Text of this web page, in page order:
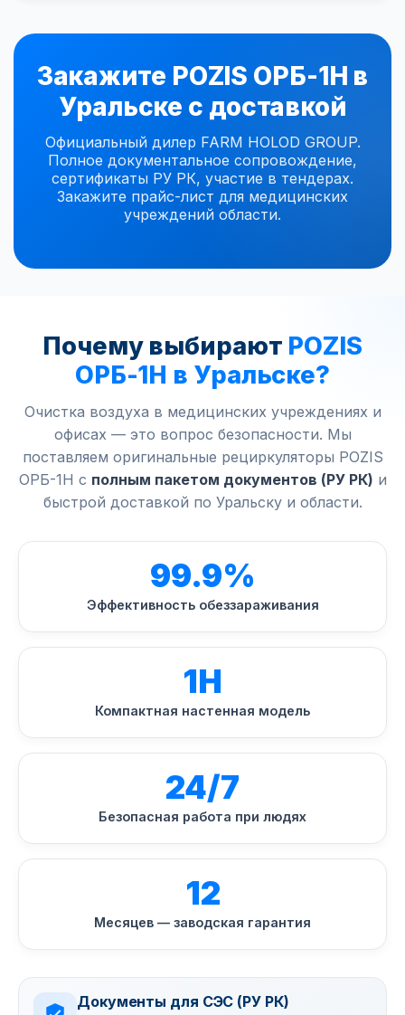
Закажите POZIS ОРБ-1Н в
Уральске с доставкой
Официальный дилер FARM HOLOD GROUP.
Полное документальное сопровождение,
сертификаты РУ РК, участие в тендерах.
Закажите прайс-лист для медицинских
учреждений области.
Почему выбирают POZIS
ОРБ-1Н в Уральске?
Очистка воздуха в медицинских учреждениях и
офисах — это вопрос безопасности. Мы
поставляем оригинальные рециркуляторы POZIS
ОРБ-1Н с полным пакетом документов (РУ РК) и
быстрой доставкой по Уральску и области.
99.9%
Эффективность обеззараживания
1Н
Компактная настенная модель
24/7
Безопасная работа при людях
12
Месяцев — заводская гарантия
Документы для СЭС (РУ РК)